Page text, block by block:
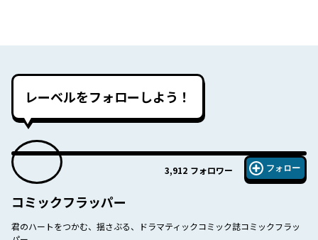
レーベルをフォローしよう！
3,912 フォロワー フォロー
コミックフラッパー
君のハートをつかむ、揺さぶる、ドラマティックコミック誌コミックフラッ